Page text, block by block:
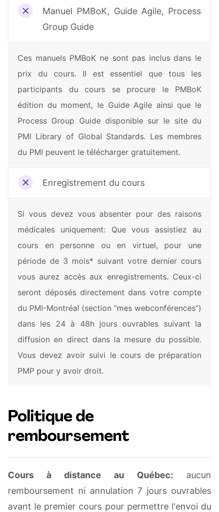
Manuel PMBoK, Guide Agile, Process
Group Guide
Ces manuels PMBoK ne sont pas inclus dans le
prix du cours. Il est essentiel que tous les
participants du cours se procure le PMBoK
édition du moment, le Guide Agile ainsi que le
Process Group Guide disponible sur le site du
PMI Library of Global Standards. Les membres
du PMI peuvent le télécharger gratuitement.
Enregistrement du cours
Si vous devez vous absenter pour des raisons
médicales uniquement: Que vous assistiez au
cours en personne ou en virtuel, pour une
période de 3 mois* suivant votre dernier cours
vous aurez accès aux enregistrements. Ceux-ci
seront déposés directement dans votre compte
du PMI-Montréal (section ‘’mes webconférences’’)
dans les 24 à 48h jours ouvrables suivant la
diffusion en direct dans la mesure du possible.
Vous devez avoir suivi le cours de préparation
PMP pour y avoir droit.
Politique de
remboursement
Cours à distance au Québec: aucun
remboursement ni annulation 7 jours ouvrables
avant le premier cours pour permettre l'envoi du